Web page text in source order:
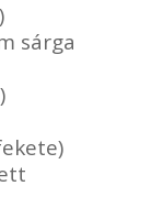
sárga